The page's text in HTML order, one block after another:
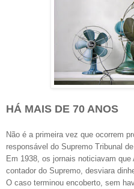
HÁ MAIS DE 70 ANOS
Não é a primeira vez que ocorrem
responsável do Supremo Tribunal
Em 1938, os jornais noticiavam
contador do Supremo, desviara
O caso terminou encoberto, sem